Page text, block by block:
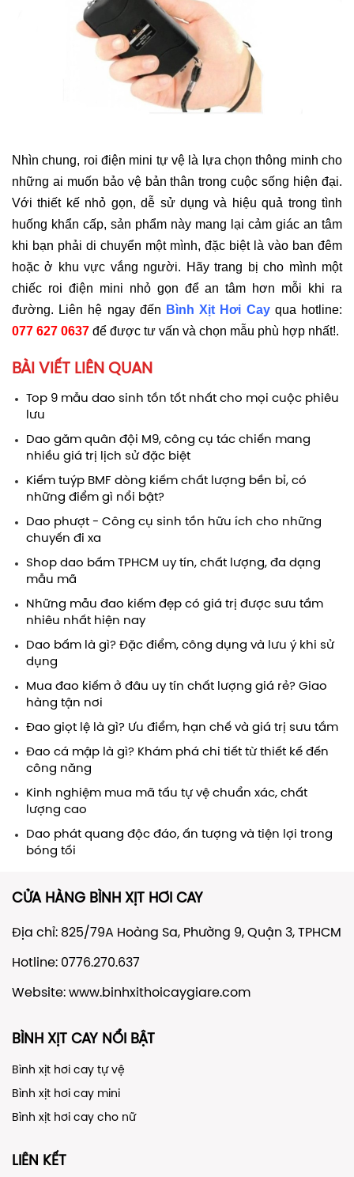
Nhìn chung, roi điện mini tự vệ là lựa chọn thông minh cho
những ai muốn bảo vệ bản thân trong cuộc sống hiện đại.
Với thiết kế nhỏ gọn, dễ sử dụng và hiệu quả trong tình
huống khẩn cấp, sản phẩm này mang lại cảm giác an tâm
khi bạn phải di chuyển một mình, đặc biệt là vào ban đêm
hoặc ở khu vực vắng người. Hãy trang bị cho mình một
chiếc roi điện mini nhỏ gọn để an tâm hơn mỗi khi ra
đường. Liên hệ ngay đến Bình Xịt Hơi Cayqua hotline:
077 627 0637 để được tư vấn và chọn mẫu phù hợp nhất!.
BÀI VIẾT LIÊN QUAN
Top 9 mẫu dao sinh tồn tốt nhất cho mọi cuộc phiêu
lưu
Dao găm quân đội M9, công cụ tác chiến mang
nhiều giá trị lịch sử đặc biệt
Kiếm tuýp BMF dòng kiếm chất lượng bền bỉ, có
những điểm gì nổi bật?
Dao phượt - Công cụ sinh tồn hữu ích cho những
chuyến đi xa
Shop dao bấm TPHCM uy tín, chất lượng, đa dạng
mẫu mã
Những mẫu đao kiếm đẹp có giá trị được sưu tầm
nhiêu nhất hiện nay
Dao bấm là gì? Đặc điểm, công dụng và lưu ý khi sử
dụng
Mua đao kiếm ở đâu uy tín chất lượng giá rẻ? Giao
hàng tận nơi
Đao giọt lệ là gì? Ưu điểm, hạn chế và giá trị sưu tầm
Đao cá mập là gì? Khám phá chi tiết từ thiết kế đến
công năng
Kinh nghiệm mua mã tấu tự vệ chuẩn xác, chất
lượng cao
Dao phát quang độc đáo, ấn tượng và tiện lợi trong
bóng tối
CỬA HÀNG BÌNH XỊT HƠI CAY
Địa chỉ: 825/79A Hoàng Sa, Phường 9, Quận 3, TPHCM
Hotline: 0776.270.637
Website: www.binhxithoicaygiare.com
BÌNH XỊT CAY NỔI BẬT
Bình xịt hơi cay tự vệ
Bình xịt hơi cay mini
Bình xịt hơi cay cho nữ
LIÊN KẾT